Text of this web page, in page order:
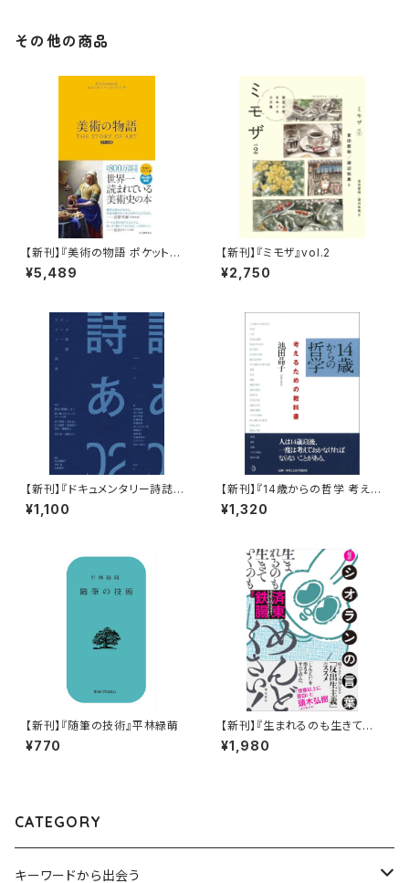
その他の商品
【新刊】『美術の物語 ポケット版』
エルンスト・H・ゴンブリッチ
¥5,489
【新刊】『ミモザ』vol.2
¥2,750
【新刊】『ドキュメンタリー詩誌
詩あ 02: 詩を投稿しよう 書き続
けることへの、ひとつの扉』
¥1,100
【新刊】『14歳からの哲学 考える
ための教科書』池田晶子
¥1,320
【新刊】『随筆の技術』平林緑萌
¥770
【新刊】『生まれるのも生きていく
のもめんどくさい！超訳シオラン
の言葉』済東鉄腸（サイン本）
¥1,980
CATEGORY
キーワードから出会う